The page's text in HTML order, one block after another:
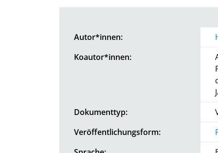
Autor*innen:
Koautor*innen:
Dokumenttyp:
Veröffentlichungsform: